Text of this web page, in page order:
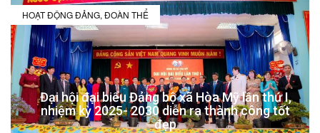
HOẠT ĐỘNG ĐẢNG, ĐOÀN THỂ
Đại hội đại biểu Đảng bộ xã Hòa Mỹ lần thứ I,
nhiệm kỳ 2025- 2030 diễn ra thành công tốt
đẹp